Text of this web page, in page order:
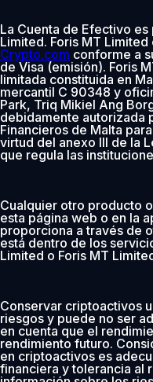
La Cuenta de Efectivo
Limited. Foris MT
Crypto.com conforme a
de Visa (emisión). Foris
limitada constituida en
mercantil C 90348 y
Park, Triq Mikiel Ang
debidamente autorizada
Financieros de Malta
virtud del anexo III de la
que regula las
Cualquier otro producto
esta página web o en la
proporciona a través de
está dentro de los
Limited o Foris MT
Conservar criptoactivos
riesgos y puede no ser
en cuenta que el
rendimiento futuro.
en criptoactivos es
financiera y tolerancia al